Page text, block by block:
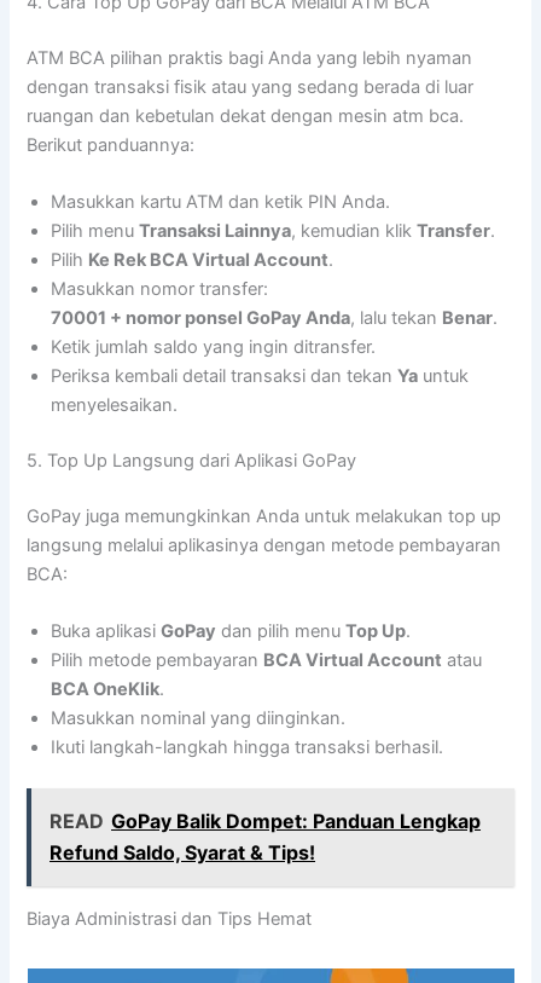
ATM BCA pilihan praktis bagi Anda yang lebih nyaman
dengan transaksi fisik atau yang sedang berada di luar
ruangan dan kebetulan dekat dengan mesin atm bca.
Berikut panduannya:
Masukkan kartu ATM dan ketik PIN Anda.
Pilih menuTransaksi Lainnya, kemudian klikTransfer.
Pilih Ke Rek BCA Virtual Account.
Masukkan nomor transfer:
70001 + nomor ponsel GoPay Anda, lalu tekan Benar.
Ketik jumlah saldo yang ingin ditransfer.
Periksa kembali detail transaksi dan tekanYa untuk
menyelesaikan.
5. Top Up Langsung dari Aplikasi GoPay
GoPay juga memungkinkan Anda untuk melakukan top up
langsung melalui aplikasinya dengan metode pembayaran
BCA:
Buka aplikasiGoPay dan pilih menuTop Up.
Pilih metode pembayaran BCA Virtual Account atau
BCA OneKlik.
Masukkan nominal yang diinginkan.
Ikuti langkah-langkah hingga transaksi berhasil.
READ GoPay Balik Dompet: Panduan Lengkap
Refund Saldo, Syarat & Tips!
Biaya Administrasi dan Tips Hemat